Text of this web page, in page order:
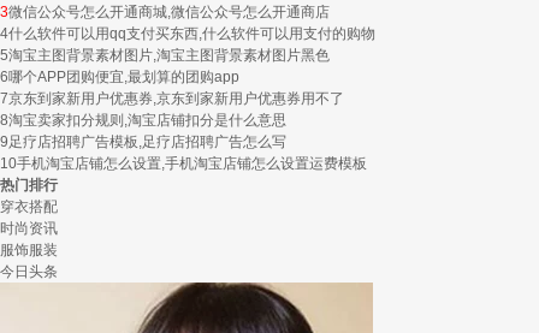
3微信公众号怎么开通商城,微信公众号怎么开通商店
4什么软件可以用qq支付买东西,什么软件可以用支付的购物
5淘宝主图背景素材图片,淘宝主图背景素材图片黑色
6哪个APP团购便宜,最划算的团购app
7京东到家新用户优惠券,京东到家新用户优惠券用不了
8淘宝卖家扣分规则,淘宝店铺扣分是什么意思
9足疗店招聘广告模板,足疗店招聘广告怎么写
10手机淘宝店铺怎么设置,手机淘宝店铺怎么设置运费模板
热门排行
穿衣搭配
时尚资讯
服饰服装
今日头条